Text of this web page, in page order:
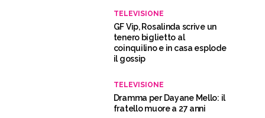
TELEVISIONE
GF Vip, Rosalinda scrive un
tenero biglietto al
coinquilino e in casa esplode
il gossip
TELEVISIONE
Dramma per Dayane Mello: il
fratello muore a 27 anni